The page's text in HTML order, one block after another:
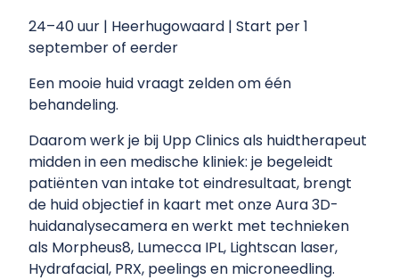
24–40 uur | Heerhugowaard | Start per 1
september of eerder
Een mooie huid vraagt zelden om één
behandeling.
Daarom werk je bij Upp Clinics als huidtherapeut
midden in een medische kliniek: je begeleidt
patiënten van intake tot eindresultaat, brengt
de huid objectief in kaart met onze Aura 3D-
huidanalysecamera en werkt met technieken
als Morpheus8, Lumecca IPL, Lightscan laser,
Hydrafacial, PRX, peelings en microneedling.